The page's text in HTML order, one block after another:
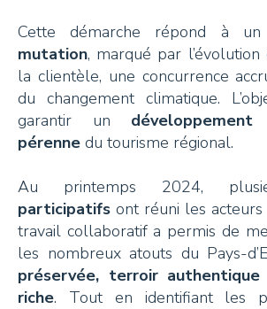
NOUS
Cette démarche répond à un
mutation, marqué par
la clientèle, une concurrence
du changement climatique.
garantir un
pérenne du tourisme régional.
Au printemps 2024,
participatifs ont réuni les
travail collaboratif a permis de
les nombreux atouts du Pays-
préservée, terroir
riche. Tout en identifiant les